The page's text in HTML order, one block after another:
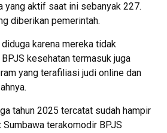
yang aktif saat ini sebanyak 227.
diberikan pemerintah.
karena mereka tidak
kesehatan termasuk juga
yang terafiliasi judi online dan
tahun 2025 tercatat sudah hampir
terakomodir BPJS